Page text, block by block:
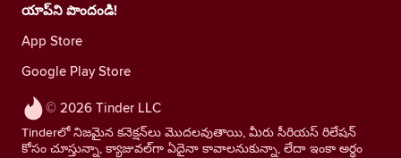
© 2026 Tinder LLC
Tinderలో నిజమైన కనెక్షన్‌లు మొదలవుతాయి, మీరు సీరియస్ రిలేషన్
కోసం చూస్తున్నా, క్యాజువల్‌గా ఏదైనా కావాలనుకున్నా, లేదా ఇంకా అర్థం
యాప్‌ని పొందండి!
App Store
Google Play Store